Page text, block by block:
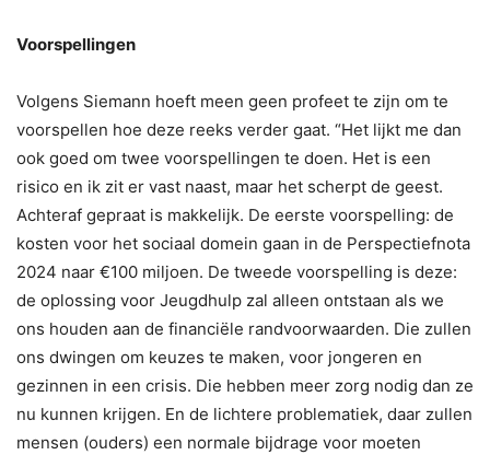
Voorspellingen
Volgens Siemann hoeft meen geen profeet te zijn om te
voorspellen hoe deze reeks verder gaat. “Het lijkt me dan
ook goed om twee voorspellingen te doen. Het is een
risico en ik zit er vast naast, maar het scherpt de geest.
Achteraf gepraat is makkelijk. De eerste voorspelling: de
kosten voor het sociaal domein gaan in de Perspectiefnota
2024 naar €100 miljoen. De tweede voorspelling is deze:
de oplossing voor Jeugdhulp zal alleen ontstaan als we
ons houden aan de financiële randvoorwaarden. Die zullen
ons dwingen om keuzes te maken, voor jongeren en
gezinnen in een crisis. Die hebben meer zorg nodig dan ze
nu kunnen krijgen. En de lichtere problematiek, daar zullen
mensen (ouders) een normale bijdrage voor moeten